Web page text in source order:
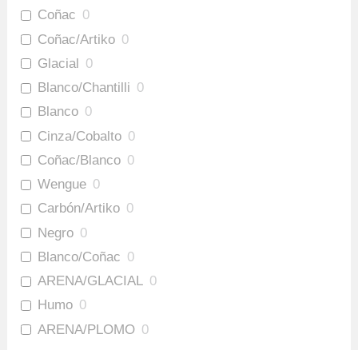
Coñac 0
Coñac/Artiko 0
Glacial 0
Blanco/Chantilli 0
Blanco 0
Cinza/Cobalto 0
Coñac/Blanco 0
Wengue 0
Carbón/Artiko 0
Negro 0
Blanco/Coñac 0
ARENA/GLACIAL 0
Humo 0
ARENA/PLOMO 0